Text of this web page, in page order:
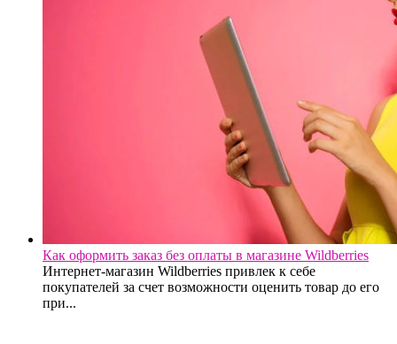
Как оформить заказ без оплаты в магазине Wildberries
Интернет-магазин Wildberries привлек к себе
покупателей за счет возможности оценить товар до его
при...